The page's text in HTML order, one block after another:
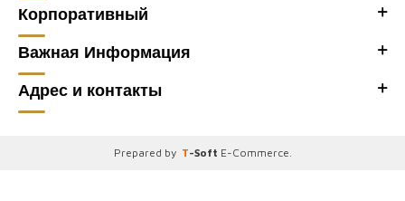
Корпоративный
Важная Информация
Адрес и контакты
Prepared by T-Soft E-Commerce.